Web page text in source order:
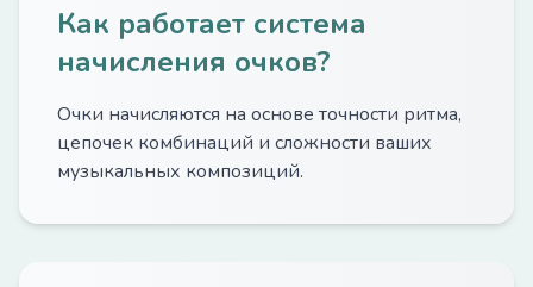
Как работает система
начисления очков?
Очки начисляются на основе точности ритма,
цепочек комбинаций и сложности ваших
музыкальных композиций.